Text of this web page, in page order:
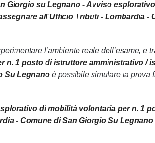
Giorgio su Legnano - Avviso
all’Ufficio Tributi - Lombardia -
l’ambiente reale dell’esame, e
1 posto di istruttore amministrativo /
Su Legnanoè possibile simulare la prova
di mobilità volontaria per n. 1
- Comune di San Giorgio Su Legnano